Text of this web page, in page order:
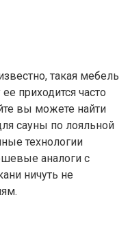
такая мебель
приходится часто
вы можете найти
сауны по лояльной
технологии
аналоги с
ничуть не